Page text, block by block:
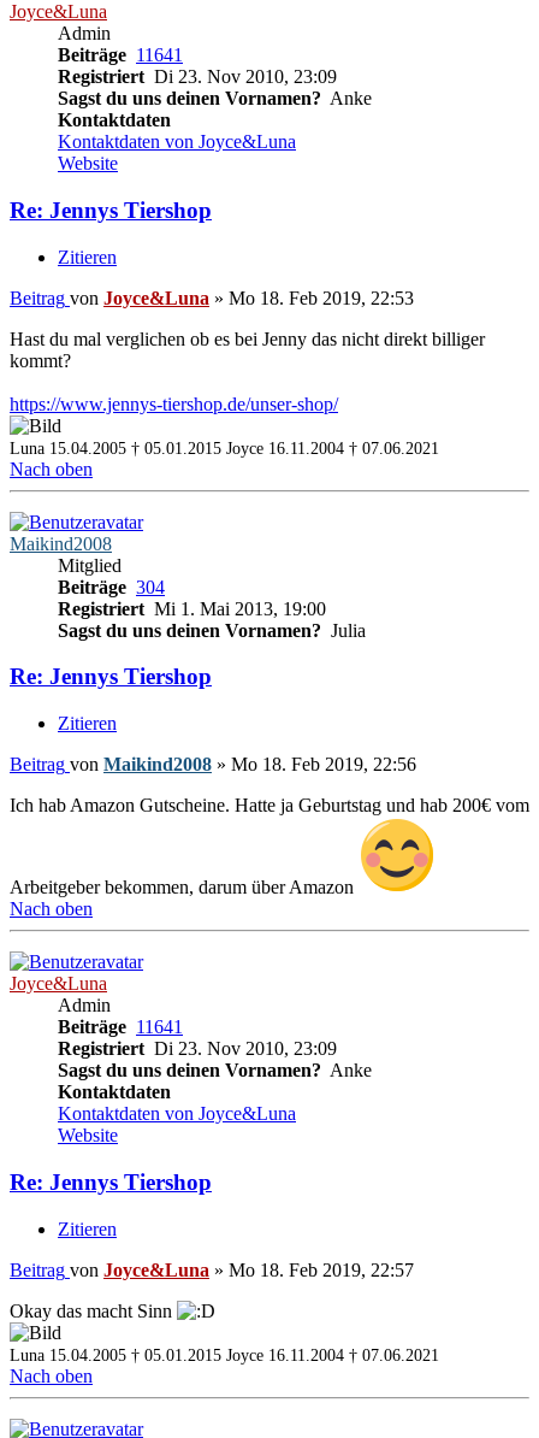
Joyce&Luna
Admin
Beiträge 11641
Registriert Di 23. Nov 2010, 23:09
Sagst du uns deinen Vornamen? Anke
Kontaktdaten
Kontaktdaten von Joyce&Luna
Website
Re: Jennys Tiershop
Zitieren
Beitrag von Joyce&Luna » Mo 18. Feb 2019, 22:53
Hast du mal verglichen ob es bei Jenny das nicht direkt billiger
kommt?
https://www.jennys-tiershop.de/unser-shop/
Luna 15.04.2005 † 05.01.2015 Joyce 16.11.2004 † 07.06.2021
Nach oben
Maikind2008
Mitglied
Beiträge 304
Registriert Mi 1. Mai 2013, 19:00
Sagst du uns deinen Vornamen? Julia
Re: Jennys Tiershop
Zitieren
Beitrag von Maikind2008 » Mo 18. Feb 2019, 22:56
Ich hab Amazon Gutscheine. Hatte ja Geburtstag und hab 200€ vom
Arbeitgeber bekommen, darum über Amazon
Nach oben
Joyce&Luna
Admin
Beiträge 11641
Registriert Di 23. Nov 2010, 23:09
Sagst du uns deinen Vornamen? Anke
Kontaktdaten
Kontaktdaten von Joyce&Luna
Website
Re: Jennys Tiershop
Zitieren
Beitrag von Joyce&Luna » Mo 18. Feb 2019, 22:57
Okay das macht Sinn
Luna 15.04.2005 † 05.01.2015 Joyce 16.11.2004 † 07.06.2021
Nach oben